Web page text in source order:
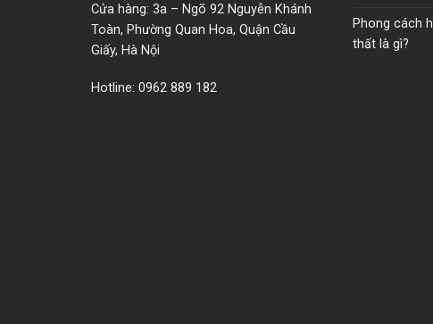
Cửa hàng: 3a – Ngõ 92 Nguyễn Khánh
Toàn, Phường Quan Hoa, Quận Cầu
Giấy, Hà Nội
Hotline: 0962 889 182
Phong cách
thất là gì?